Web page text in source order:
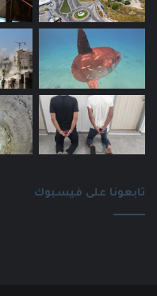
تابعونا على فيسبوك